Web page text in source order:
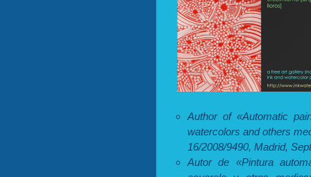
Author of «Automatic
watercolors and others
16/2008/9490, Madrid,
Autor de «Pintura